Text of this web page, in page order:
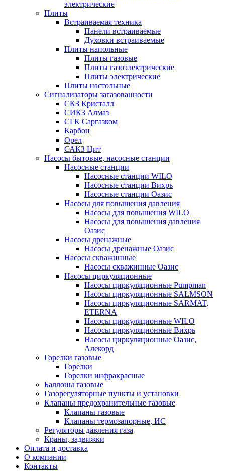
электрические
Плиты
Встраиваемая техника
Панели встраиваемые
Духовки встраиваемые
Плиты напольные
Плиты газовые
Плиты газоэлектрические
Плиты электрические
Плиты настольные
Сигнализаторы загазованности
СКЗ Кристалл
СИКЗ Алмаз
СГК Саргазком
Карбон
Орел
САКЗ Цит
Насосы бытовые, насосные станции
Насосные станции
Насосные станции WILO
Насосные станции Вихрь
Насосные станции Оазис
Насосы для повышения давления
Насосы для повышения WILO
Насосы для повышения давления
Оазис
Насосы дренажные
Насосы дренажные Оазис
Насосы скважинные
Насосы скважинные Оазис
Насосы циркуляционные
Насосы циркуляционные Pumpman
Насосы циркуляционные SALMSON
Насосы циркуляционные SARMAT,
ETERNA
Насосы циркуляционные WILO
Насосы циркуляционные Вихрь
Насосы циркуляционные Оазис,
Алекорд
Горелки газовые
Горелки
Горелки инфракрасные
Баллоны газовые
Газорегуляторные пункты и установки
Клапаны предохранительные газовые
Клапаны газовые
Клапаны термозапорные, ИС
Регуляторы давления газа
Краны, задвижки
Оплата и доставка
О компании
Контакты